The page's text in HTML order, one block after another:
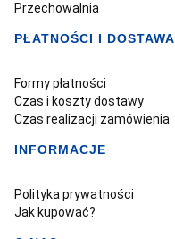
Przechowalnia
PŁATNOŚCI I DOSTAWA
Formy płatności
Czas i koszty dostawy
Czas realizacji zamówienia
INFORMACJE
Polityka prywatności
Jak kupować?